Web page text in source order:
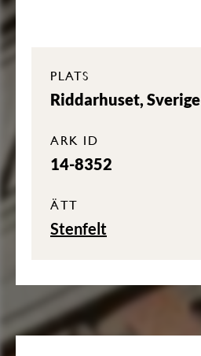
PLATS
Riddarhuset, Sverige
ARK ID
14-8352
ÄTT
Stenfelt